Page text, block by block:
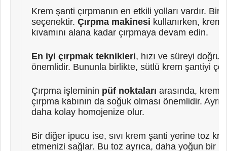
Krem şanti çırpmanın en etkili yolları vardır. Bir
seçenektir. Çırpma makinesi kullanırken,
kıvamını alana kadar çırpmaya devam edin.
En iyi çırpmak teknikleri, hızı ve süreyi
önemlidir. Bununla birlikte, sütlü krem şantiyi
Çırpma işleminin püf noktaları arasında, krem
çırpma kabının da soğuk olması önemlidir.
daha kolay homojenize olur.
Bir diğer ipucu ise, sıvı krem şanti yerine toz
etmenizi sağlar. Bu toz ayrıca, daha yoğun bir